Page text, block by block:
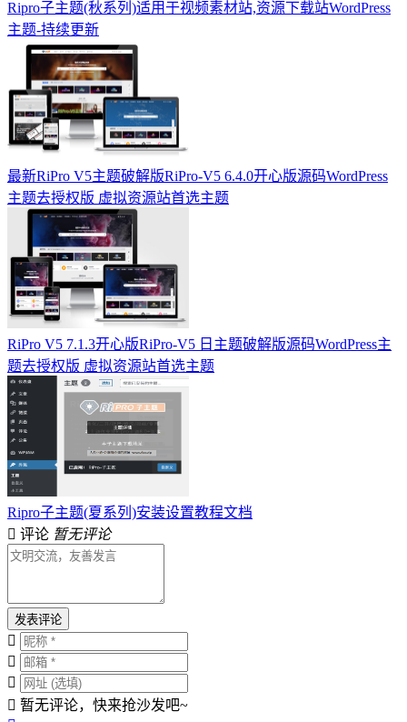
Ripro子主题(秋系列)适用于视频素材站,资源下载站WordPress
主题-持续更新
最新RiPro V5主题破解版RiPro-V5 6.4.0开心版源码WordPress
主题去授权版 虚拟资源站首选主题
RiPro V5 7.1.3开心版RiPro-V5 日主题破解版源码WordPress主
题去授权版 虚拟资源站首选主题
Ripro子主题(夏系列)安装设置教程文档
评论 暂无评论
发表评论
暂无评论，快来抢沙发吧~